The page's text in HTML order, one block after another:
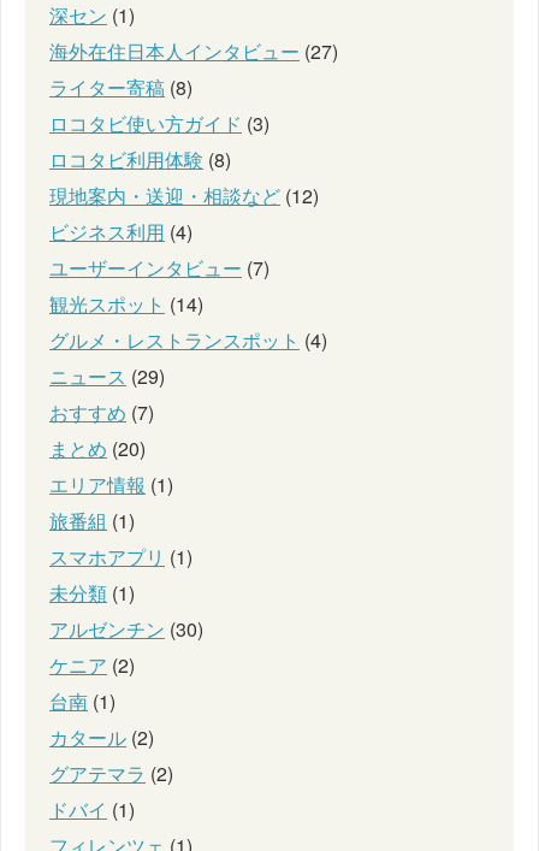
深セン (1)
海外在住日本人インタビュー (27)
ライター寄稿 (8)
ロコタビ使い方ガイド (3)
ロコタビ利用体験 (8)
現地案内・送迎・相談など (12)
ビジネス利用 (4)
ユーザーインタビュー (7)
観光スポット (14)
グルメ・レストランスポット (4)
ニュース (29)
おすすめ (7)
まとめ (20)
エリア情報 (1)
旅番組 (1)
スマホアプリ (1)
未分類 (1)
アルゼンチン (30)
ケニア (2)
台南 (1)
カタール (2)
グアテマラ (2)
ドバイ (1)